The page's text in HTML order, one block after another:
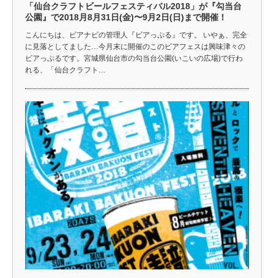
「仙台クラフトビールフェスティバル2018」が『勾当台
公園』で2018月8月31日(金)〜9月2日(日)まで開催！
こんにちは、ビアナビの管理人『ビアっぷる』です。 いやぁ、完全
に見落としてました…今月末に開催のこのビアフェスは興味津々の
ビアっぷるです。宮城県仙台市の勾当台公園(いこいの広場)で行わ
れる、「仙台クラフト…